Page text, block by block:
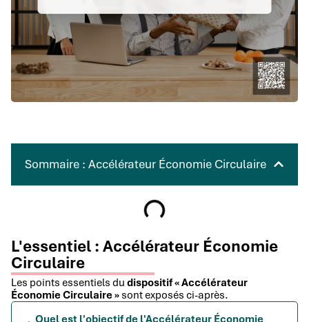
Sommaire : Accélérateur Économie Circulaire
L'essentiel : Accélérateur Économie
Circulaire
Les points essentiels du dispositif « Accélérateur
Économie Circulaire » sont exposés ci-après.